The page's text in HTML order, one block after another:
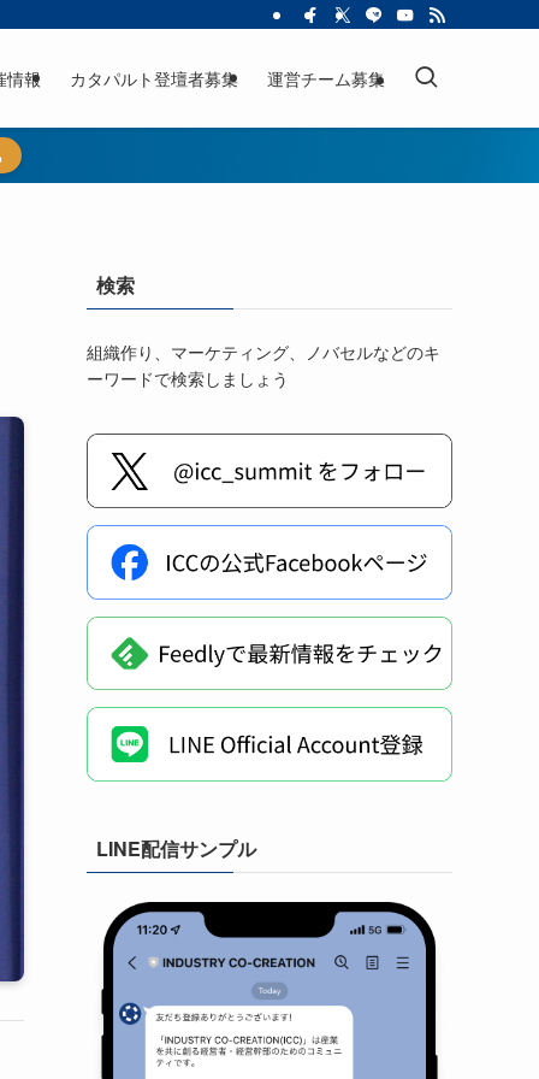
情報 カタパルト登壇者募集 運営チーム募集
検索
組織作り、マーケティング、ノバセルなどのキ
ーワードで検索しましょう
LINE配信サンプル